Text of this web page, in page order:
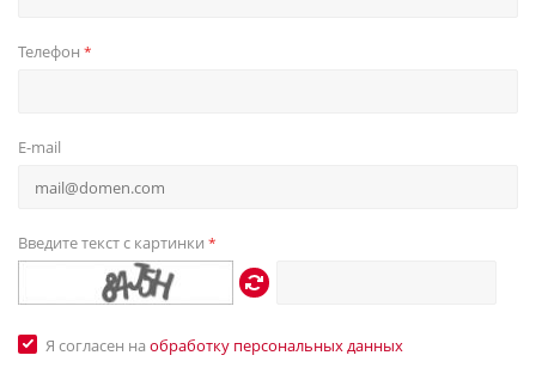
Телефон *
E-mail
Введите текст с картинки *
Я согласен на обработку персональных данных